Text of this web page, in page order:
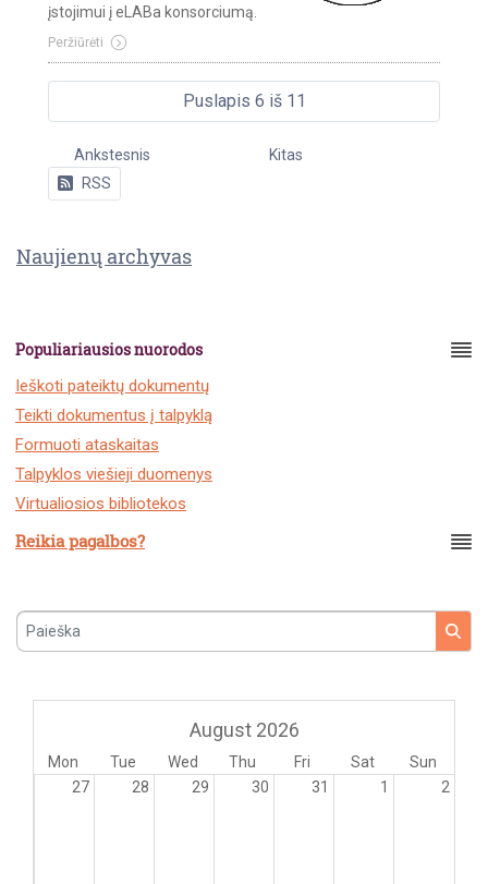
įstojimui į eLABa konsorciumą.
Peržiūrėti
Puslapis 6 iš 11
Ankstesnis
Kitas
RSS
Naujienų archyvas
Populiariausios nuorodos
Ieškoti pateiktų dokumentų
Teikti dokumentus į talpyklą
Formuoti ataskaitas
Talpyklos viešieji duomenys
Virtualiosios bibliotekos
Reikia pagalbos?
Paieška
August 2026
Mon Tue Wed Thu Fri Sat
Sun
27
28 29 30 31 1 2